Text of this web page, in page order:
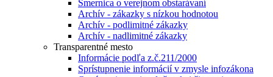
Smernica o verejnom obstarávaní
Archív - zákazky s nízkou hodnotou
Archív - podlimitné zákazky
Archív - nadlimitné zákazky
Transparentné mesto
Informácie podľa z.č.211/2000
Sprístupnenie informácií v zmysle infozákona